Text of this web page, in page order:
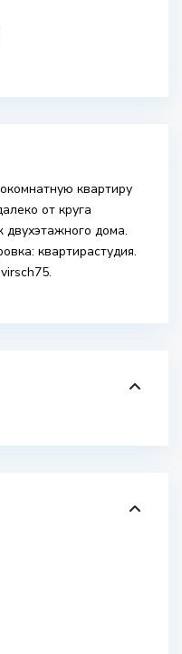
квартиру
от круга
дома.
квартирастудия.